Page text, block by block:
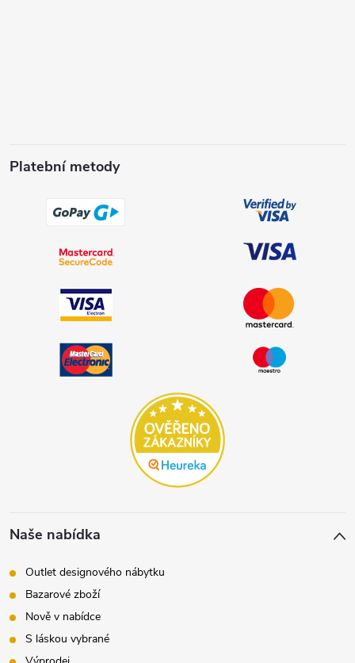
Platební metody
Naše nabídka
Outlet designového nábytku
Bazarové zboží
Nově v nabídce
S láskou vybrané